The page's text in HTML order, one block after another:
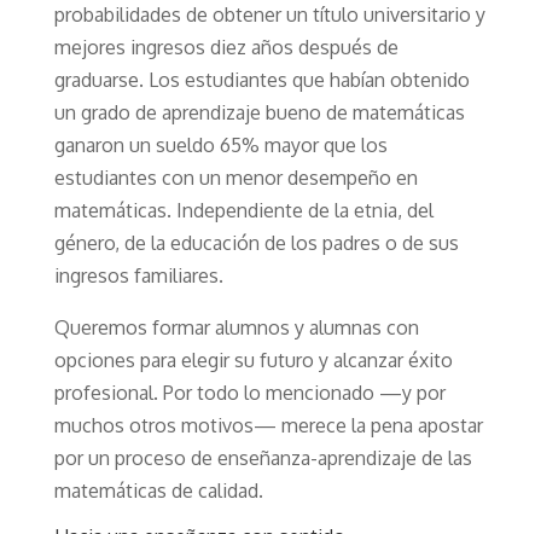
probabilidades de obtener un título universitario y
mejores ingresos diez años después de
graduarse. Los estudiantes que habían obtenido
un grado de aprendizaje bueno de matemáticas
ganaron un sueldo 65% mayor que los
estudiantes con un menor desempeño en
matemáticas. Independiente de la etnia, del
género, de la educación de los padres o de sus
ingresos familiares.
Queremos formar alumnos y alumnas con
opciones para elegir su futuro y alcanzar éxito
profesional. Por todo lo mencionado —y por
muchos otros motivos— merece la pena apostar
por un proceso de enseñanza-aprendizaje de las
matemáticas de calidad.